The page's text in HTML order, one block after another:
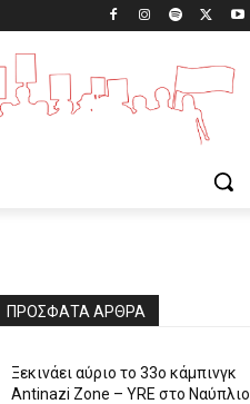
ΠΡΌΣΦΑΤΑ ΆΡΘΡΑ
Ξεκινάει αύριο το 33ο κάμπινγκ
Antinazi Zone – YRE στο Ναύπλιο